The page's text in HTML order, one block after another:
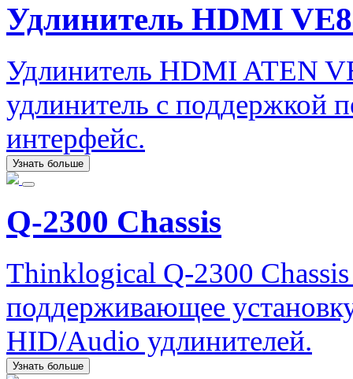
Удлинитель HDMI
Удлинитель HDMI ATEN
удлинитель с поддержкой
интерфейс.
Узнать больше
Q-2300 Chassis
Thinklogical Q-2300
поддерживающее
HID/Audio удлинителей.
Узнать больше